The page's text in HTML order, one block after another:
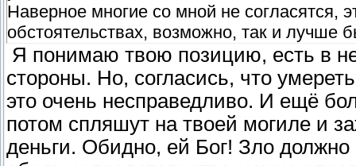
Наверное многие со мной не согласятся,
обстоятельствах, возможно, так и лучше
Я понимаю твою позицию, есть в
стороны. Но, согласись, что
это очень несправедливо. И ещё
потом спляшут на твоей могиле и
деньги. Обидно, ей Бог! Зло